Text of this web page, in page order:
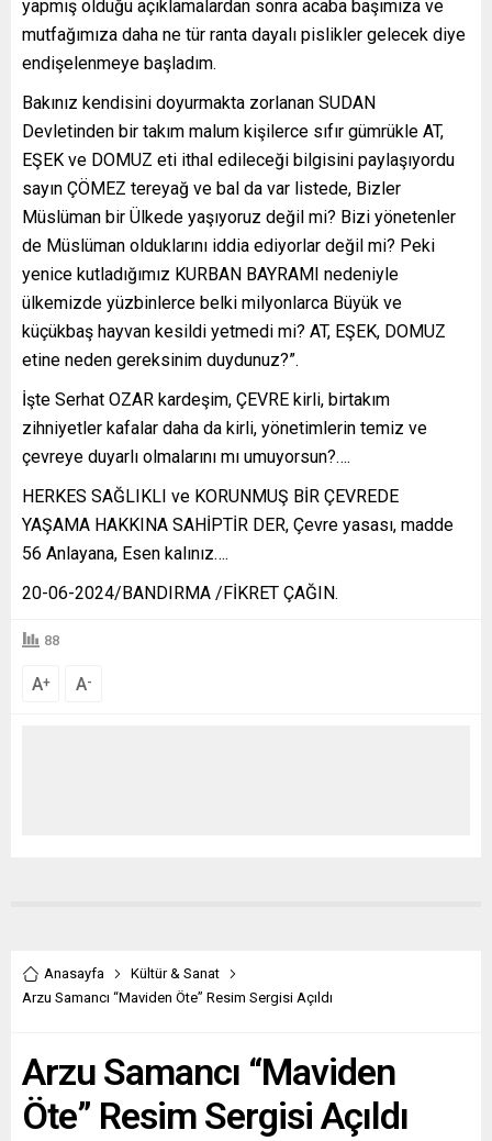
yapmış olduğu açıklamalardan sonra acaba başımıza ve
mutfağımıza daha ne tür ranta dayalı pislikler gelecek diye
endişelenmeye başladım.
Bakınız kendisini doyurmakta zorlanan SUDAN
Devletinden bir takım malum kişilerce sıfır gümrükle AT,
EŞEK ve DOMUZ eti ithal edileceği bilgisini paylaşıyordu
sayın ÇÖMEZ tereyağ ve bal da var listede, Bizler
Müslüman bir Ülkede yaşıyoruz değil mi? Bizi yönetenler
de Müslüman olduklarını iddia ediyorlar değil mi? Peki
yenice kutladığımız KURBAN BAYRAMI nedeniyle
ülkemizde yüzbinlerce belki milyonlarca Büyük ve
küçükbaş hayvan kesildi yetmedi mi? AT, EŞEK, DOMUZ
etine neden gereksinim duydunuz?”.
İşte Serhat OZAR kardeşim, ÇEVRE kirli, birtakım
zihniyetler kafalar daha da kirli, yönetimlerin temiz ve
çevreye duyarlı olmalarını mı umuyorsun?….
HERKES SAĞLIKLI ve KORUNMUŞ BİR ÇEVREDE
YAŞAMA HAKKINA SAHİPTİR DER, Çevre yasası, madde
56 Anlayana, Esen kalınız….
20-06-2024/BANDIRMA /FİKRET ÇAĞIN.
88
A+ A-
Anasayfa
Kültür & Sanat
Arzu Samancı “Maviden Öte” Resim Sergisi Açıldı
Arzu Samancı “Maviden
Öte” Resim Sergisi Açıldı